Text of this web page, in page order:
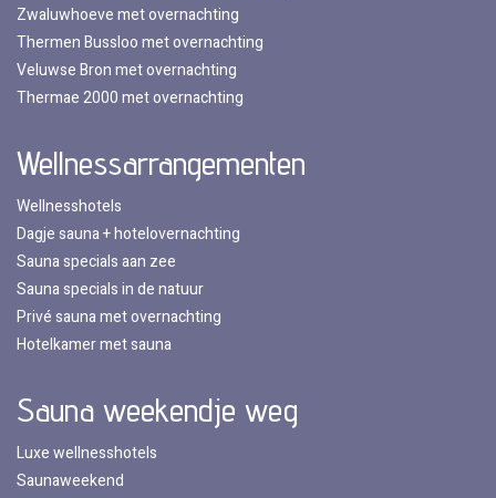
Zwaluwhoeve met overnachting
Thermen Bussloo met overnachting
Veluwse Bron met overnachting
Thermae 2000 met overnachting
Wellnessarrangementen
Wellnesshotels
Dagje sauna + hotelovernachting
Sauna specials aan zee
Sauna specials in de natuur
Privé sauna met overnachting
Hotelkamer met sauna
Sauna weekendje weg
Luxe wellnesshotels
Saunaweekend